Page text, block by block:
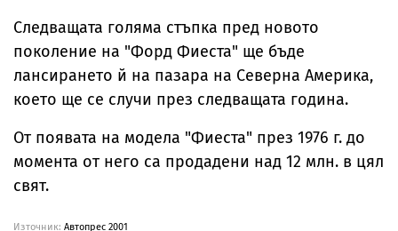
Следващата голяма стъпка пред новото
поколение на "Форд Фиеста" ще бъде
лансирането й на пазара на Северна Америка,
което ще се случи през следващата година.
От появата на модела "Фиеста" през 1976 г. до
момента от него са продадени над 12 млн. в цял
свят.
Източник: Автопрес 2001